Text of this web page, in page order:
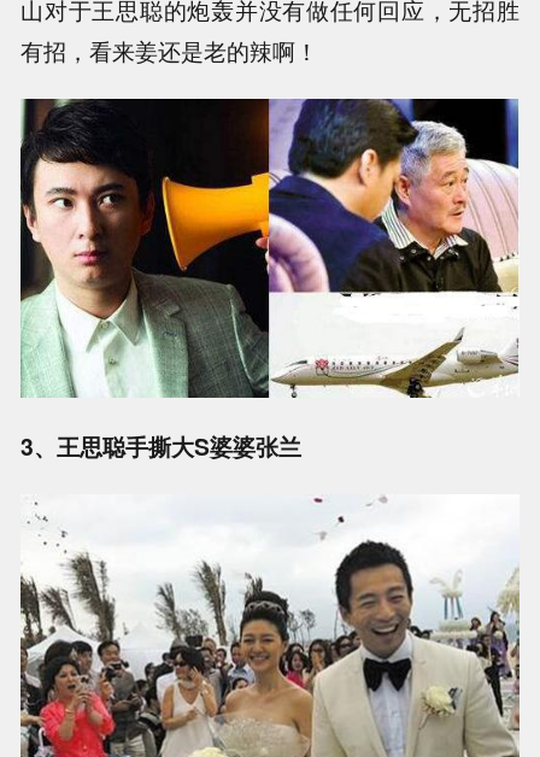
山对于王思聪的炮轰并没有做任何回应，无招胜
有招，看来姜还是老的辣啊！
3、王思聪手撕大S婆婆张兰